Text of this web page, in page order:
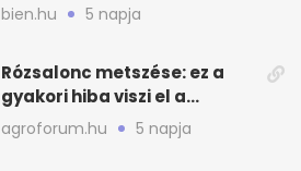
mélytisztítsd otthon
bien.hu 5 napja
Rózsalonc metszése: ez a
gyakori hiba viszi el a
virágzást
agroforum.hu 5 napja